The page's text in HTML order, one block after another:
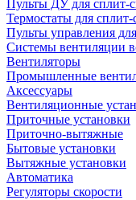
Пульты ДУ для сплит-
Термостаты для сплит-
Пульты управления
Системы вентиляции
Вентиляторы
Промышленные
Аксессуары
Вентиляционные
Приточные установки
Приточно-вытяжные
Бытовые установки
Вытяжные установки
Автоматика
Регуляторы скорости